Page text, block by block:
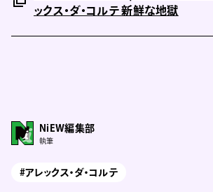
ックス・ダ・コルテ 新鮮な地獄
NiEW編集部
執筆
#アレックス・ダ・コルテ